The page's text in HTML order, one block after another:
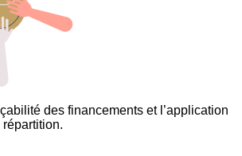
des financements et l’application